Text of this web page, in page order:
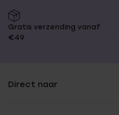
Gratis verzending vanaf
€49
Direct naar